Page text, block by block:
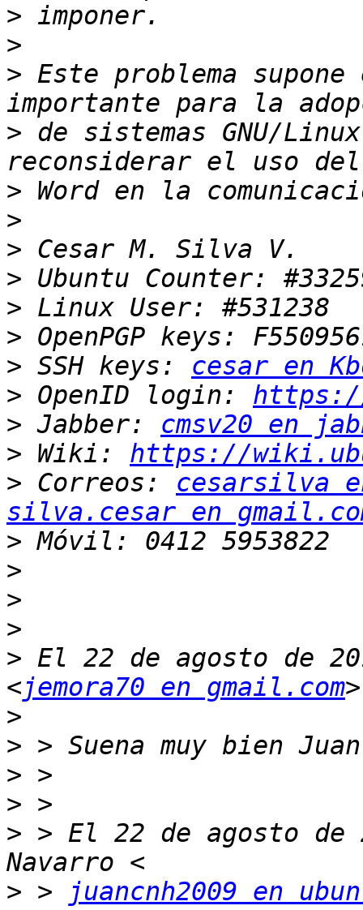
>
>
> Este problema
> de sistemas GNU/
>
>
>
>
>
>
> SSH keys: cesar en
> OpenID login: https://
> Jabber: cmsv20 en
> Wiki: https://
> Correos: cesarsilva
silva.cesar en
>
>
>
>
> El 22 de agosto de
<jemora70 en gmail.com
>
>
>
>
> > El 22 de agosto de
> >
juancnh2009 en